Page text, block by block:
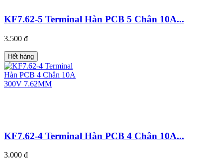
KF7.62-5 Terminal Hàn PCB 5 Chân 10A...
3.500 đ
Hết hàng
KF7.62-4 Terminal Hàn PCB 4 Chân 10A...
3.000 đ